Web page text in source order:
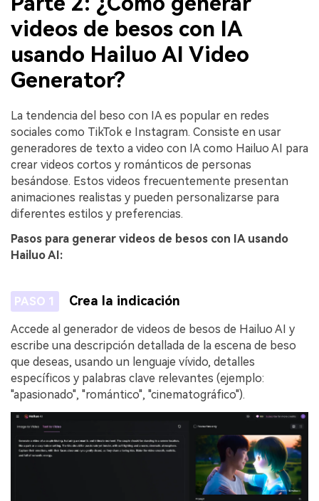
videos de besos con IA
usando Hailuo AI Video
Generator?
La tendencia del beso con IA es popular en redes
sociales como TikTok e Instagram. Consiste en usar
generadores de texto a video con IA como Hailuo AI para
crear videos cortos y románticos de personas
besándose. Estos videos frecuentemente presentan
animaciones realistas y pueden personalizarse para
diferentes estilos y preferencias.
Pasos para generar videos de besos con IA usando
Hailuo AI:
PASO 1 Crea la indicación
Accede al generador de videos de besos de Hailuo AI y
escribe una descripción detallada de la escena de beso
que deseas, usando un lenguaje vívido, detalles
específicos y palabras clave relevantes (ejemplo:
"apasionado", "romántico", "cinematográfico").